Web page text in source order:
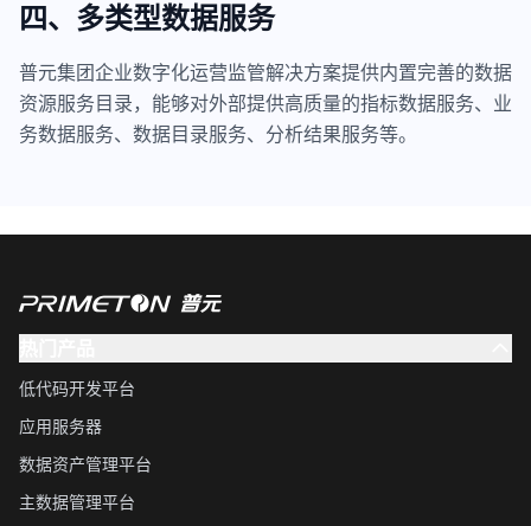
四、多类型数据服务
普元集团企业数字化运营监管解决方案提供内置完善的数据
资源服务目录，能够对外部提供高质量的指标数据服务、业
务数据服务、数据目录服务、分析结果服务等。
低代码开发平台
应用服务器
数据资产管理平台
主数据管理平台